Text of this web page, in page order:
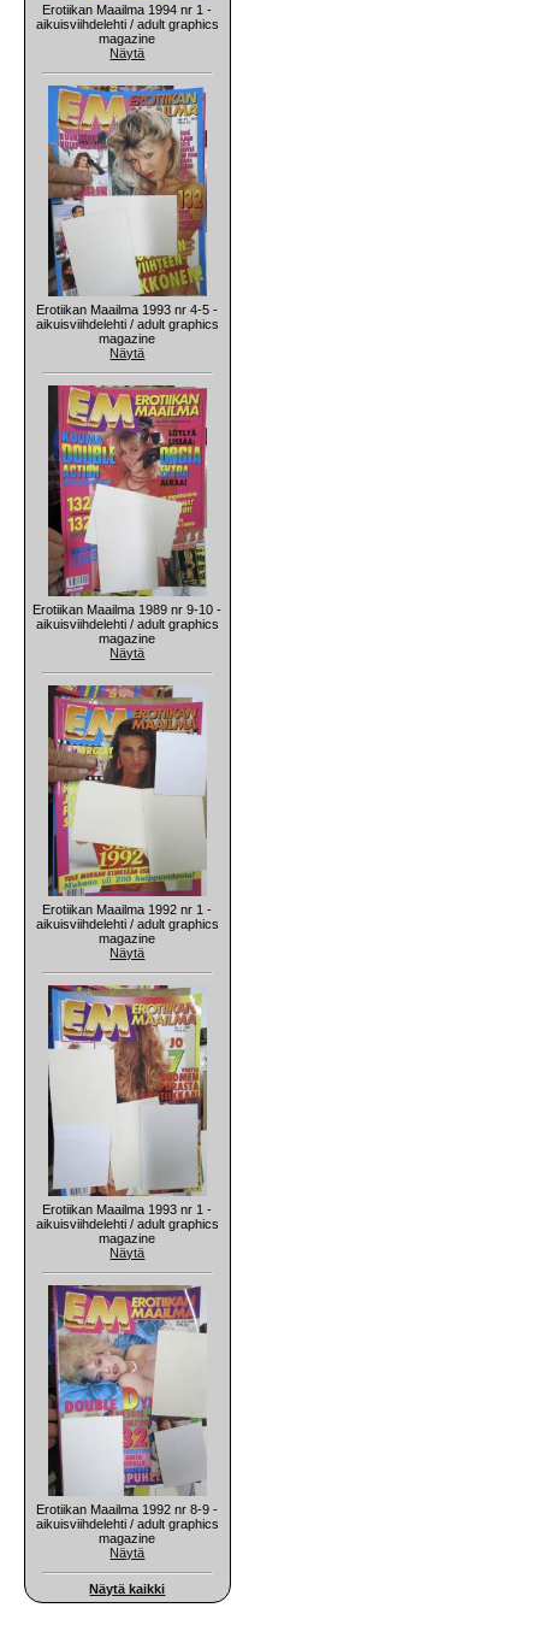
Erotiikan Maailma 1994 nr 1 -
aikuisviihdelehti / adult graphics
magazine
Näytä
Erotiikan Maailma 1993 nr 4-5 -
aikuisviihdelehti / adult graphics
magazine
Näytä
Erotiikan Maailma 1989 nr 9-10 -
aikuisviihdelehti / adult graphics
magazine
Näytä
Erotiikan Maailma 1992 nr 1 -
aikuisviihdelehti / adult graphics
magazine
Näytä
Erotiikan Maailma 1993 nr 1 -
aikuisviihdelehti / adult graphics
magazine
Näytä
Erotiikan Maailma 1992 nr 8-9 -
aikuisviihdelehti / adult graphics
magazine
Näytä
Näytä kaikki